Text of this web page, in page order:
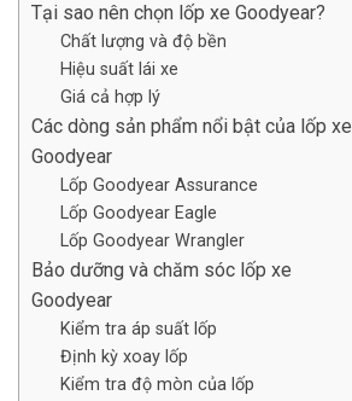
Tại sao nên chọn lốp xe Goodyear?
Chất lượng và độ bền
Hiệu suất lái xe
Giá cả hợp lý
Các dòng sản phẩm nổi bật của lốp xe
Goodyear
Lốp Goodyear Assurance
Lốp Goodyear Eagle
Lốp Goodyear Wrangler
Bảo dưỡng và chăm sóc lốp xe
Goodyear
Kiểm tra áp suất lốp
Định kỳ xoay lốp
Kiểm tra độ mòn của lốp